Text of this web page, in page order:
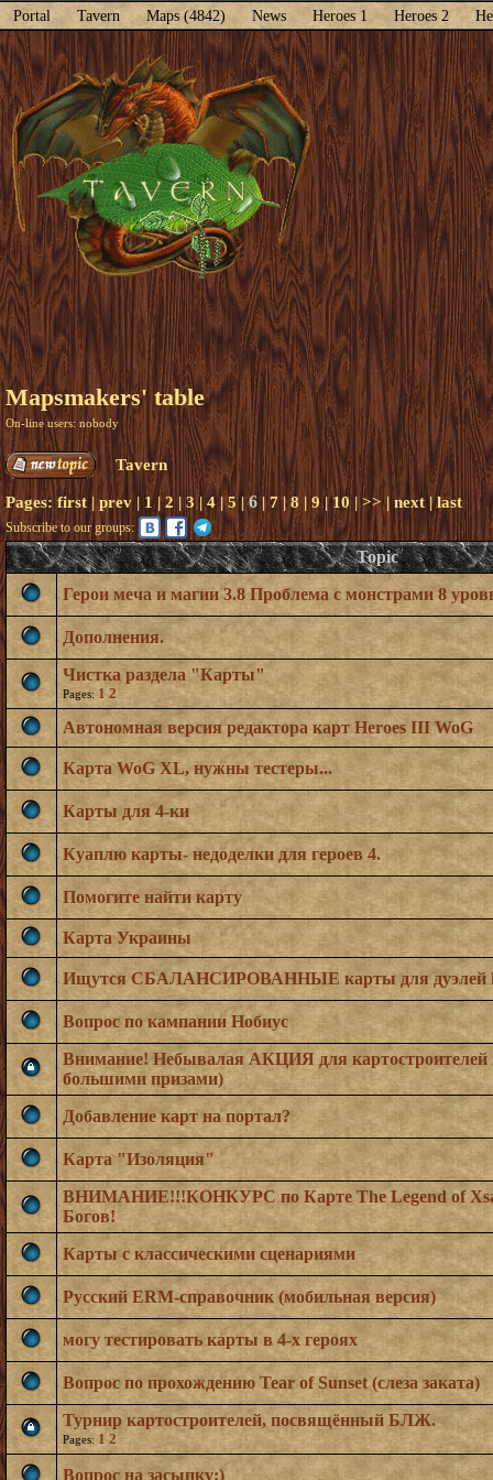
Portal Tavern Maps (4842) News Heroes 1 Heroes 2
Mapsmakers' table
On-line users: nobody
Tavern
Pages:first | prev| 1|2 |3 | 4 | 5 |6|7 |8 | 9|10 | >>|next|last
Subscribe to our groups:
Topic
Герои меча и магии 3.8 Проблема с монстрами 8
Дополнения.
Чистка раздела "Карты"
Pages: 1 2
Автономная версия редактора карт Heroes III WoG
Карта WoG XL, нужны тестеры...
Карты для 4-ки
Куаплю карты- недоделки для героев 4.
Помогите найти карту
Карта Украины
Ищутся СБАЛАНСИРОВАННЫЕ карты для дуэлей
Вопрос по кампании Нобиус
Внимание! Небывалая АКЦИЯ для картостроителей
большими призами)
Добавление карт на портал?
Карта "Изоляция"
ВНИМАНИЕ!!!КОНКУРС по Карте The Legend of
Богов!
Карты с классическими сценариями
Русский ERM-справочник (мобильная версия)
могу тестировать карты в 4-х героях
Вопрос по прохождению Tear of Sunset (слеза заката)
Турнир картостроителей, посвящённый БЛЖ.
Pages: 1 2
Вопрос на засыпку:)